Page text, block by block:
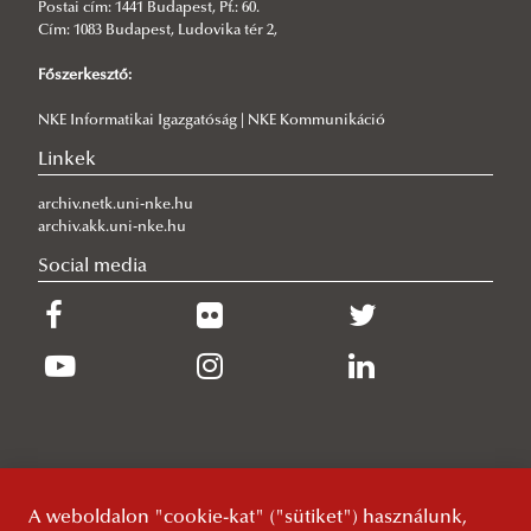
tanácskozáson
Tudás, bátorság, felelősség – emlékezés Magyary Zoltánra
Nemzetközi Erasmus+ programnak adott otthont az ÁNTK
„Legislation and Legal Sources” címmel
Postai cím: 1441 Budapest, Pf.: 60.
Cím: 1083 Budapest, Ludovika tér 2,
Főszerkesztő:
NKE Informatikai Igazgatóság | NKE Kommunikáció
Linkek
archiv.netk.uni-nke.hu
archiv.akk.uni-nke.hu
Social media
A weboldalon "cookie-kat" ("sütiket") használunk,